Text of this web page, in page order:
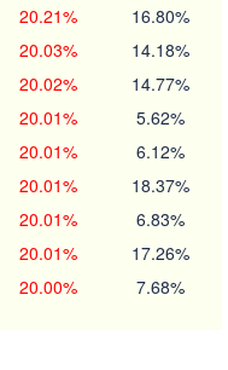
20.21% 16.80%
20.03% 14.18%
20.02% 14.77%
20.01% 5.62%
20.01% 6.12%
20.01% 18.37%
20.01% 6.83%
20.01% 17.26%
20.00% 7.68%